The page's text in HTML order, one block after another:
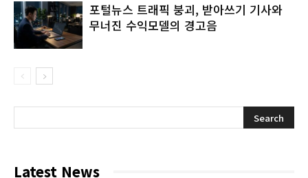
포털뉴스 트래픽 붕괴, 받아쓰기 기사와
무너진 수익모델의 경고음
Latest News